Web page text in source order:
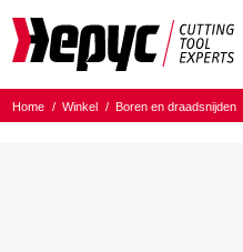
Home / Winkel / Boren en draadsnijden